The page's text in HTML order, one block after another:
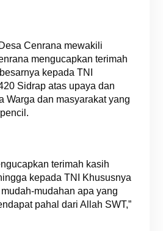
Cenrana mewakili
mengucapkan terimah
kepada TNI
Sidrap atas upaya dan
Warga dan masyarakat yang
terimah kasih
kepada TNI Khususnya
mudahan apa yang
pahal dari Allah SWT,”